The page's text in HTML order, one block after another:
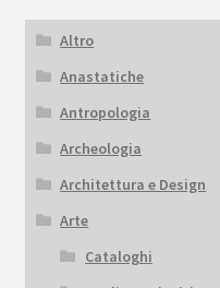
Altro
Anastatiche
Antropologia
Archeologia
Architettura e Design
Arte
Cataloghi